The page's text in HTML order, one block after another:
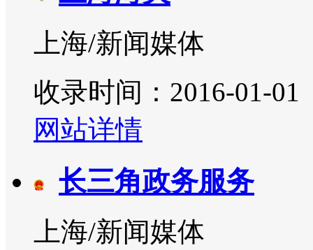
上海/新闻媒体
收录时间：2016-01-01
网站详情
长三角政务服务
上海/新闻媒体